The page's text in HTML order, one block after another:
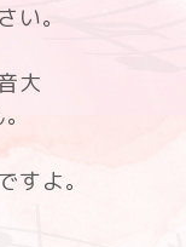
い。
大
すよ。